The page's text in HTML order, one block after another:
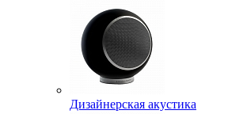
Дизайнерская акустика